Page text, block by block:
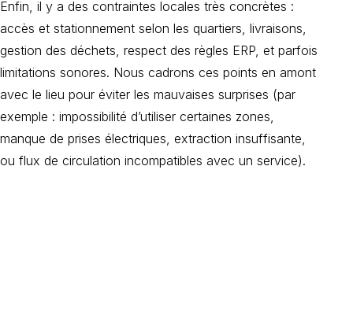
Enfin, il y a des contraintes locales très concrètes :
accès et stationnement selon les quartiers, livraisons,
gestion des déchets, respect des règles ERP, et parfois
limitations sonores. Nous cadrons ces points en amont
avec le lieu pour éviter les mauvaises surprises (par
exemple : impossibilité d’utiliser certaines zones,
manque de prises électriques, extraction insuffisante,
ou flux de circulation incompatibles avec un service).